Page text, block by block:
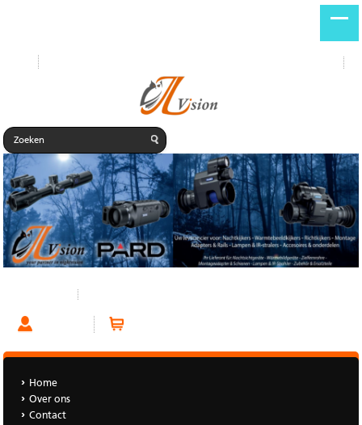
Home
Over ons
Contact